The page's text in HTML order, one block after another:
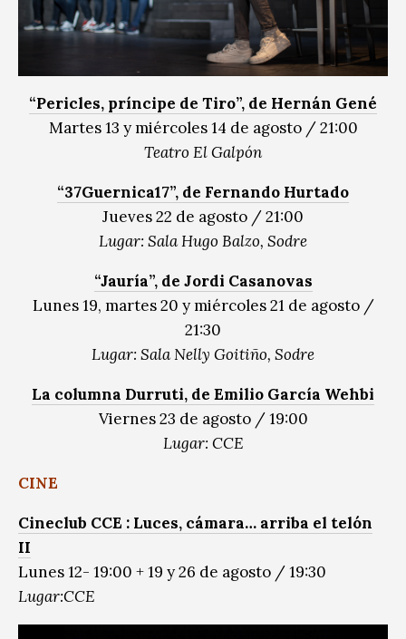
“Pericles, príncipe de Tiro”, de Hernán Gené
Martes 13 y miércoles 14 de agosto / 21:00
Teatro El Galpón
“37Guernica17”, de Fernando Hurtado
Jueves 22 de agosto / 21:00
Lugar: Sala Hugo Balzo, Sodre
“Jauría”, de Jordi Casanovas
Lunes 19, martes 20 y miércoles 21 de agosto /
21:30
Lugar: Sala Nelly Goitiño, Sodre
La columna Durruti, de Emilio García Wehbi
Viernes 23 de agosto / 19:00
Lugar: CCE
CINE
Cineclub CCE : Luces, cámara… arriba el telón
II
Lunes 12- 19:00 + 19 y 26 de agosto / 19:30
Lugar:CCE